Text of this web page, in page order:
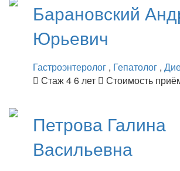
Барановский
Юрьевич
Гастроэнтеролог , Гепатолог ,
Стаж 4 6 лет
Стоимость
Петрова Галина
Васильевна